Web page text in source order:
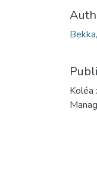
Koléa